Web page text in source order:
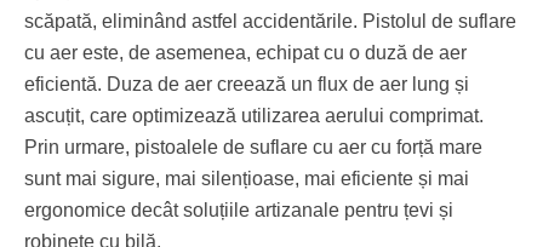
scăpată, eliminând astfel accidentările. Pistolul de suflare
cu aer este, de asemenea, echipat cu o duză de aer
eficientă. Duza de aer creează un flux de aer lung și
ascuțit, care optimizează utilizarea aerului comprimat.
Prin urmare, pistoalele de suflare cu aer cu forță mare
sunt mai sigure, mai silențioase, mai eficiente și mai
ergonomice decât soluțiile artizanale pentru țevi și
robinete cu bilă.